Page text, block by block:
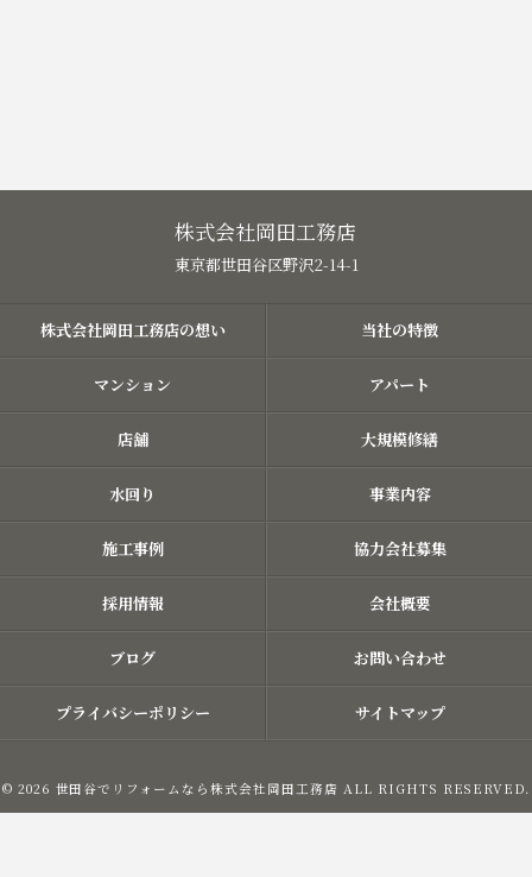
株式会社岡田工務店
東京都世田谷区野沢2-14-1
株式会社岡田工務店の想い 当社の特徴
マンション アパート
店舗 大規模修繕
水回り 事業内容
施工事例 協力会社募集
採用情報 会社概要
ブログ お問い合わせ
プライバシーポリシー サイトマップ
© 2026 世田谷でリフォームなら株式会社岡田工務店 ALL RIGHTS RESERVED.